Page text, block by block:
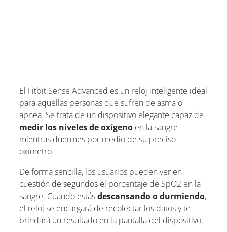
El Fitbit Sense Advanced es un reloj inteligente ideal
para aquellas personas que sufren de asma o
apnea. Se trata de un dispositivo elegante capaz de
medir los niveles de oxígeno en la sangre
mientras duermes por medio de su preciso
oxímetro.
De forma sencilla, los usuarios pueden ver en
cuestión de segundos el porcentaje de SpO2 en la
sangre. Cuando estásdescansando o durmiendo,
el reloj se encargará de recolectar los datos y te
brindará un resultado en la pantalla del dispositivo.